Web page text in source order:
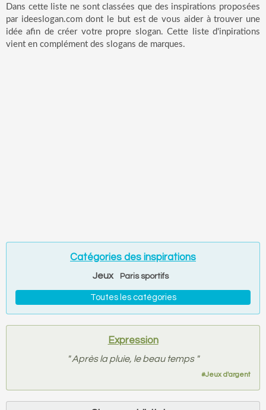
Dans cette liste ne sont classées que des inspirations proposées
par ideeslogan.com dont le but est de vous aider à trouver une
idée afin de créer votre propre slogan. Cette liste d'inpirations
vient en complément des slogans de marques.
Catégories des inspirations
Jeux Paris sportifs
Toutes les catégories
Expression
" Après la pluie, le beau temps "
#Jeux d'argent